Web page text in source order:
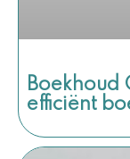
Boekhoud
efficiënt